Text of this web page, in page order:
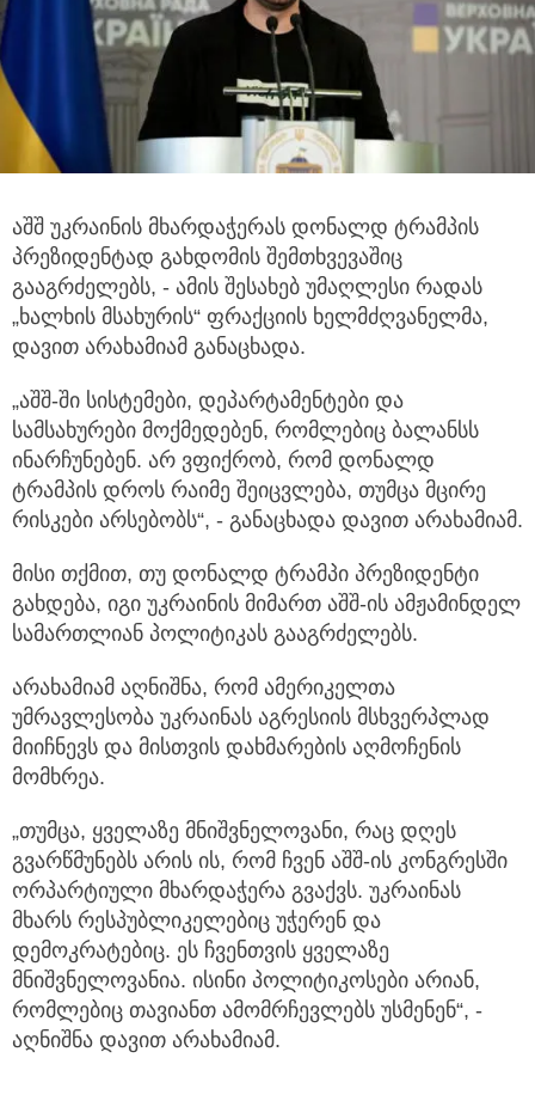
აშშ უკრაინის მხარდაჭერას დონალდ ტრამპის
პრეზიდენტად გახდომის შემთხვევაშიც
გააგრძელებს, - ამის შესახებ უმაღლესი რადას
„ხალხის მსახურის“ ფრაქციის ხელმძღვანელმა,
დავით არახამიამ განაცხადა.
„აშშ-ში სისტემები, დეპარტამენტები და
სამსახურები მოქმედებენ, რომლებიც ბალანსს
ინარჩუნებენ. არ ვფიქრობ, რომ დონალდ
ტრამპის დროს რაიმე შეიცვლება, თუმცა მცირე
რისკები არსებობს“, - განაცხადა დავით არახამიამ.
მისი თქმით, თუ დონალდ ტრამპი პრეზიდენტი
გახდება, იგი უკრაინის მიმართ აშშ-ის ამჟამინდელ
სამართლიან პოლიტიკას გააგრძელებს.
არახამიამ აღნიშნა, რომ ამერიკელთა
უმრავლესობა უკრაინას აგრესიის მსხვერპლად
მიიჩნევს და მისთვის დახმარების აღმოჩენის
მომხრეა.
„თუმცა, ყველაზე მნიშვნელოვანი, რაც დღეს
გვარწმუნებს არის ის, რომ ჩვენ აშშ-ის კონგრესში
ორპარტიული მხარდაჭერა გვაქვს. უკრაინას
მხარს რესპუბლიკელებიც უჭერენ და
დემოკრატებიც. ეს ჩვენთვის ყველაზე
მნიშვნელოვანია. ისინი პოლიტიკოსები არიან,
რომლებიც თავიანთ ამომრჩევლებს უსმენენ“, -
აღნიშნა დავით არახამიამ.